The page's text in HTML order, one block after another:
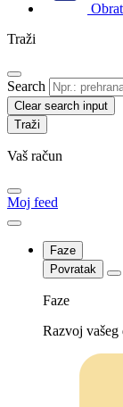
Traži
Search
Clear search input
Vaš račun
Moj feed
Faze
Povratak
Faze
Razvoj vašeg